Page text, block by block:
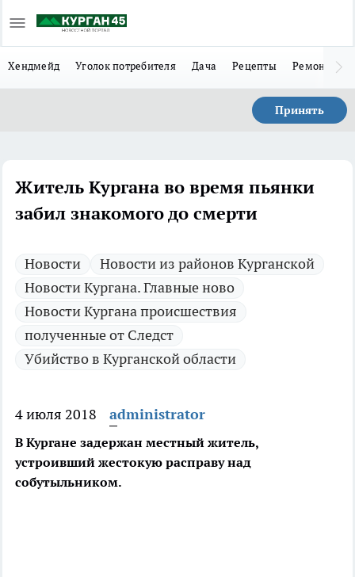
Хендмейд Уголок потребителя Дача Рецепты Ремонт
Принять
Житель Кургана во время пьянки
забил знакомого до смерти
Новости
Новости из районов Курганской
Новости Кургана. Главные ново
Новости Кургана происшествия
полученные от Следст
Убийство в Курганской области
4 июля 2018 administrator
В Кургане задержан местный житель,
устроивший жестокую расправу над
собутыльником.